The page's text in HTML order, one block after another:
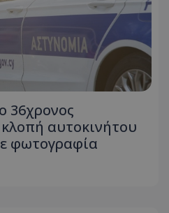
36χρονος
κλοπή αυτοκινήτου
φωτογραφία